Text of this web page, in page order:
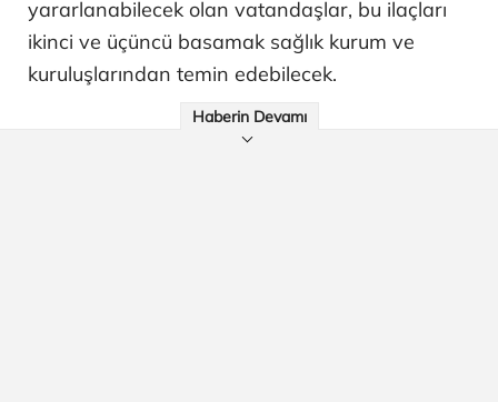
yararlanabilecek olan vatandaşlar, bu ilaçları
ikinci ve üçüncü basamak sağlık kurum ve
kuruluşlarından temin edebilecek.
Haberin Devamı